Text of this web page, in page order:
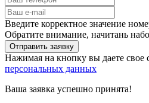
Введите корректное значение
Обратите внимание, начитань
Нажимая на кнопку вы даете свое
персональных данных
Ваша заявка успешно принята!